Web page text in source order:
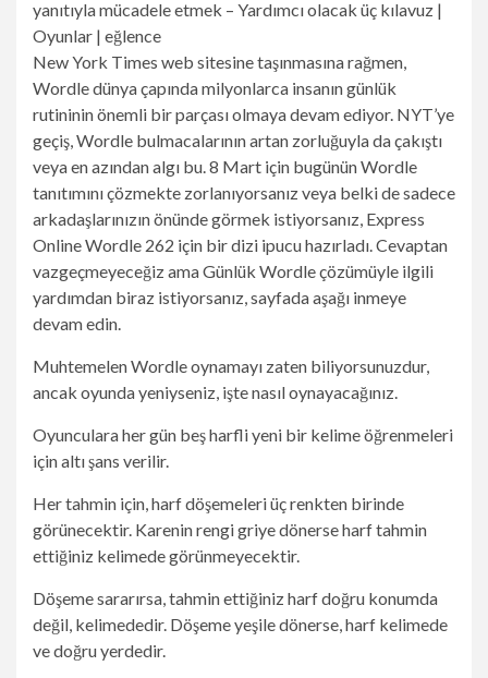
New York Times web sitesine taşınmasına rağmen,
Wordle dünya çapında milyonlarca insanın günlük
rutininin önemli bir parçası olmaya devam ediyor. NYT’ye
geçiş, Wordle bulmacalarının artan zorluğuyla da çakıştı
veya en azından algı bu. 8 Mart için bugünün Wordle
tanıtımını çözmekte zorlanıyorsanız veya belki de sadece
arkadaşlarınızın önünde görmek istiyorsanız, Express
Online Wordle 262 için bir dizi ipucu hazırladı. Cevaptan
vazgeçmeyeceğiz ama Günlük Wordle çözümüyle ilgili
yardımdan biraz istiyorsanız, sayfada aşağı inmeye
devam edin.
Muhtemelen Wordle oynamayı zaten biliyorsunuzdur,
ancak oyunda yeniyseniz, işte nasıl oynayacağınız.
Oyunculara her gün beş harfli yeni bir kelime öğrenmeleri
için altı şans verilir.
Her tahmin için, harf döşemeleri üç renkten birinde
görünecektir. Karenin rengi griye dönerse harf tahmin
ettiğiniz kelimede görünmeyecektir.
Döşeme sararırsa, tahmin ettiğiniz harf doğru konumda
değil, kelimededir. Döşeme yeşile dönerse, harf kelimede
ve doğru yerdedir.